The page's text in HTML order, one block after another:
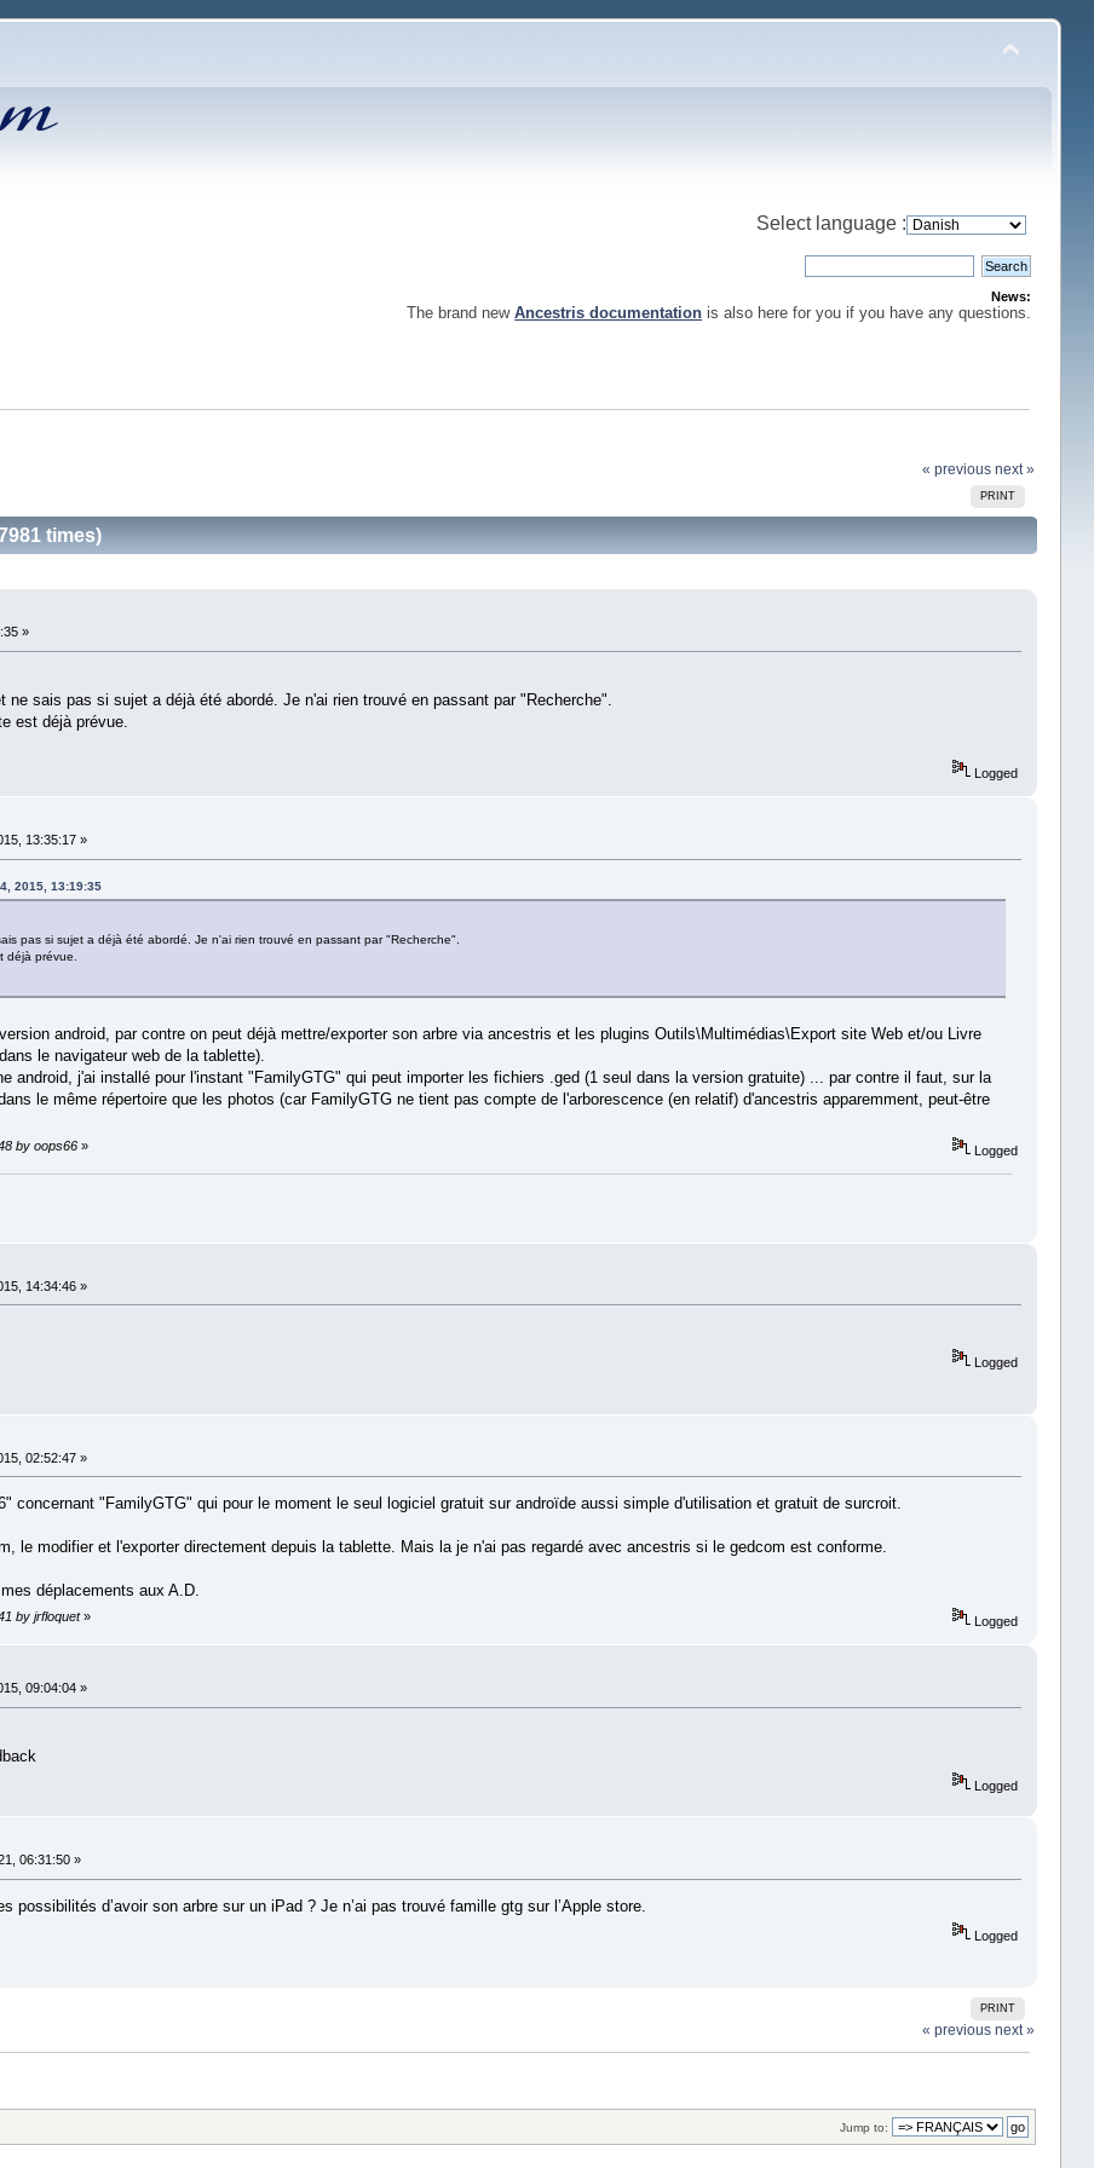
Select language :
News:
The brand newAncestris documentation is also here for you if you have any questions.
« previous next »
PRINT
times)
»
ne sais pas si sujet a déjà été abordé. Je n'ai rien trouvé en passant par "Recherche".
est déjà prévue.
Logged
13:35:17 »
2015, 13:19:35
pas si sujet a déjà été abordé. Je n'ai rien trouvé en passant par "Recherche".
déjà prévue.
android, par contre on peut déjà mettre/exporter son arbre via ancestris et les plugins Outils\Multimédias\Export site Web et/ou Livre
le navigateur web de la tablette).
android, j'ai installé pour l'instant "FamilyGTG" qui peut importer les fichiers .ged (1 seul dans la version gratuite) ... par contre il faut, sur la
le même répertoire que les photos (car FamilyGTG ne tient pas compte de l'arborescence (en relatif) d'ancestris apparemment, peut-être
by oops66» Logged
14:34:46 »
Logged
02:52:47 »
concernant "FamilyGTG" qui pour le moment le seul logiciel gratuit sur androïde aussi simple d'utilisation et gratuit de surcroit.
le modifier et l'exporter directement depuis la tablette. Mais la je n'ai pas regardé avec ancestris si le gedcom est conforme.
déplacements aux A.D.
by jrfloquet» Logged
09:04:04 »
Logged
06:31:50 »
possibilités d’avoir son arbre sur un iPad ? Je n’ai pas trouvé famille gtg sur l’Apple store.
Logged
PRINT
« previous next »
Jump to: